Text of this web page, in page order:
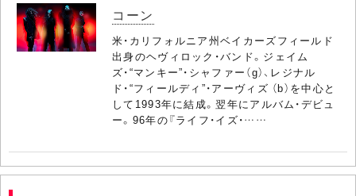
コーン
米・カリフォルニア州ベイカーズフィールド
出身のヘヴィロック・バンド。ジェイム
ズ・“マンキー”・シャファー（g）、レジナル
ド・“フィールディ”・アーヴィズ （b）を中心と
して1993年に結成。翌年にアルバム・デビュ
ー。96年の『ライフ・イズ・……